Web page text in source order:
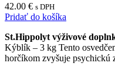
42.00 € s DPH
Pridať do košíka
St.Hippolyt výživové
Kýblík – 3 kg Tento
horčíkom zvyšuje